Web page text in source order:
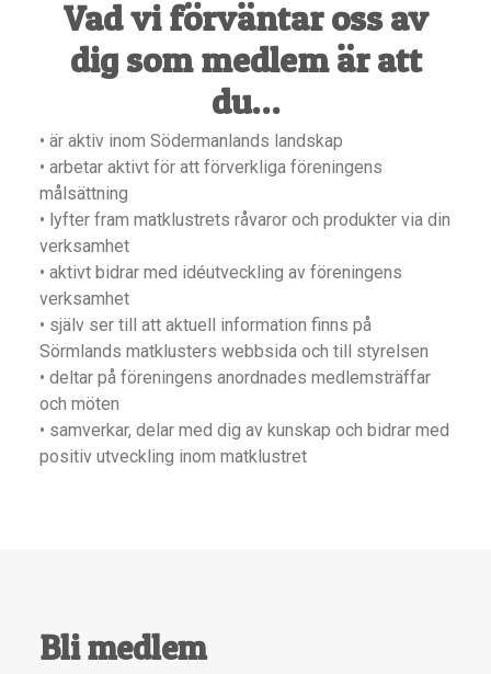
Vad vi förväntar oss av
dig som medlem är att
du…
• är aktiv inom Södermanlands landskap
• arbetar aktivt för att förverkliga föreningens
målsättning
• lyfter fram matklustrets råvaror och produkter via din
verksamhet
• aktivt bidrar med idéutveckling av föreningens
verksamhet
• själv ser till att aktuell information finns på
Sörmlands matklusters webbsida och till styrelsen
• deltar på föreningens anordnades medlemsträffar
och möten
• samverkar, delar med dig av kunskap och bidrar med
positiv utveckling inom matklustret
Bli medlem